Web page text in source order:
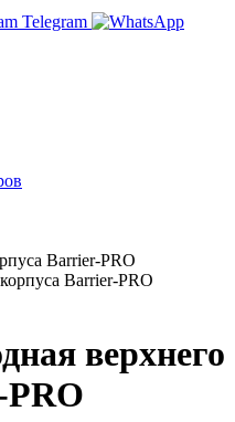
Telegram
Barrier-PRO
верхнего